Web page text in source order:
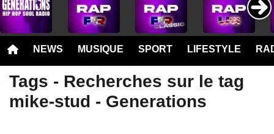
NEWS MUSIQUE SPORT LIFESTYLE
Tags - Recherches sur le tag
mike-stud - Generations